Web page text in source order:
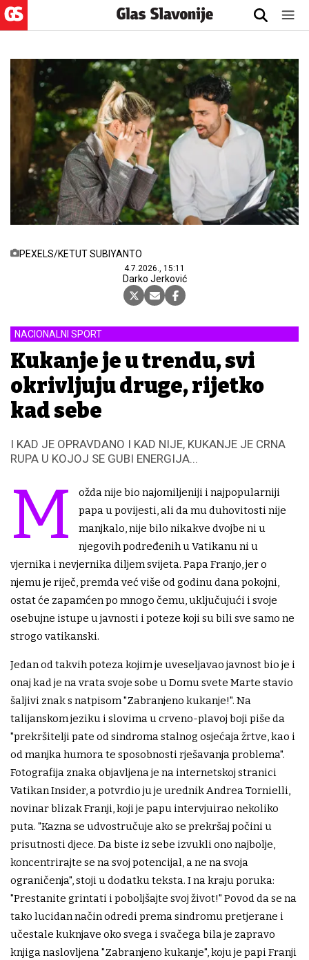
PEXELS/KETUT SUBIYANTO
4.7.2026., 15:11
Darko Jerković
NACIONALNI SPORT
Kukanje je u trendu, svi
okrivljuju druge, rijetko
kad sebe
I KAD JE OPRAVDANO I KAD NIJE, KUKANJE JE CRNA
RUPA U KOJOJ SE GUBI ENERGIJA...
M
ožda nije bio najomiljeniji i najpopularniji
papa u povijesti, ali da mu duhovitosti nije
manjkalo, nije bilo nikakve dvojbe ni u
njegovih podređenih u Vatikanu ni u
vjernika i nevjernika diljem svijeta. Papa Franjo, jer o
njemu je riječ, premda već više od godinu dana pokojni,
ostat će zapamćen po mnogo čemu, uključujući i svoje
osebujne istupe u javnosti i poteze koji su bili sve samo ne
strogo vatikanski.
Jedan od takvih poteza kojim je uveseljavao javnost bio je i
onaj kad je na vrata svoje sobe u Domu svete Marte stavio
šaljivi znak s natpisom "Zabranjeno kukanje!". Na
talijanskom jeziku i slovima u crveno-plavoj boji piše da
"prekršitelji pate od sindroma stalnog osjećaja žrtve, kao i
od manjka humora te sposobnosti rješavanja problema".
Fotografija znaka objavljena je na internetskoj stranici
Vatikan Insider, a potvrdio ju je urednik Andrea Tornielli,
novinar blizak Franji, koji je papu intervjuirao nekoliko
puta. "Kazna se udvostručuje ako se prekršaj počini u
prisutnosti djece. Da biste iz sebe izvukli ono najbolje,
koncentrirajte se na svoj potencijal, a ne na svoja
ograničenja", stoji u dodatku teksta. I na kraju poruka:
"Prestanite grintati i poboljšajte svoj život!" Povod da se na
tako lucidan način odredi prema sindromu pretjerane i
učestale kuknjave oko svega i svačega bila je zapravo
knjiga naslovljena "Zabranjeno kukanje", koju je papi Franji